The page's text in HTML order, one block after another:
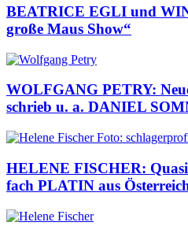
BEATRICE EGLI und
große Maus Show“
WOLFGANG PETRY:
schrieb u. a. DANIEL
HELENE FISCHER:
fach PLATIN aus